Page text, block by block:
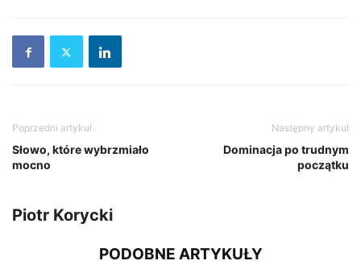
Poprzedni artykuł
Słowo, które wybrzmiało
mocno
Następny artykuł
Dominacja po trudnym
początku
Piotr Korycki
PODOBNE ARTYKUŁY